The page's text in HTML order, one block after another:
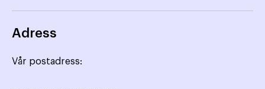
Adress
Vår postadress: